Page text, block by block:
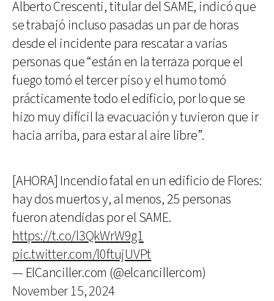
Alberto Crescenti, titular del SAME, indicó que
se trabajó incluso pasadas un par de horas
desde el incidente para rescatar a varias
personas que “están en la terraza porque el
fuego tomó el tercer piso y el humo tomó
prácticamente todo el edificio, por lo que se
hizo muy difícil la evacuación y tuvieron que ir
hacia arriba, para estar al aire libre”.
[AHORA] Incendio fatal en un edificio de Flores:
hay dos muertos y, al menos, 25 personas
fueron atendidas por el SAME.
https://t.co/l3QkWrW9g1
pic.twitter.com/l0ftujUVPt
— ElCanciller.com (@elcancillercom)
November 15, 2024